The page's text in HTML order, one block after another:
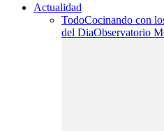
Actualidad
TodoCocinando con
del DiaObservatorio